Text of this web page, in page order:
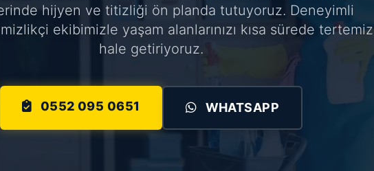
hijyen ve titizliği ön planda tutuyoruz. Deneyimli
ekibimizle yaşam alanlarınızı kısa sürede tertemiz
hale getiriyoruz.
0552 095 0651 WHATSAPP